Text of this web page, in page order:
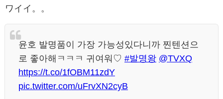
ワイイ。。
윤호 발명품이 가장 가능성있다니까 찐텐션으
로 좋아해ㅋㅋㅋ 귀여워♡ #발명왕 @TVXQ
https://t.co/1fOBM11zdY
pic.twitter.com/uFrvXN2cyB